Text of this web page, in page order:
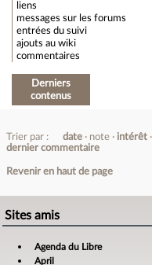
liens
messages sur les forums
entrées du suivi
ajouts au wiki
commentaires
Derniers
contenus
Trier par : date note
intérêt
dernier commentaire
Revenir en haut de page
Sites amis
Agenda du Libre
April